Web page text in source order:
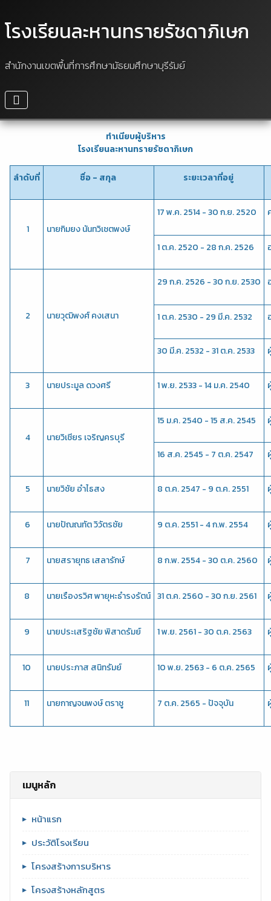
โรงเรียนละหานทรายรัชดาภิเษก
สำนักงานเขตพื้นที่การศึกษามัธยมศึกษาบุรีรัมย์
เมนูหลัก
หน้าแรก
ประวัติโรงเรียน
โครงสร้างการบริหาร
โครงสร้างหลักสูตร
ทำเนียบผู้บริหาร
โรงเรียนละหานทรายรัชดาภิเษก
ลำดับที่ ชื่อ - สกุล ระยะเวลาที่อยู่
1 นายกิมยง นันทวิเชตพงษ์
17 พ.ค. 2514 - 30 ก.ย. 2520
1 ต.ค. 2520 - 28 ก.ค. 2526
2 นายวุฒิพงศ์ คงเสนา
29 ก.ค. 2526 - 30 ก.ย. 2530
1 ต.ค. 2530 - 29 มี.ค. 2532
30 มี.ค. 2532 - 31 ต.ค. 2533
3 นายประมูล ดวงศรี 1 พ.ย. 2533 - 14 ม.ค. 2540
4 นายวิเชียร เจริญครบุรี
15 ม.ค. 2540 - 15 ส.ค. 2545
16 ส.ค. 2545 - 7 ต.ค. 2547
5 นายวิชัย อำไธสง 8 ต.ค. 2547 - 9 ต.ค. 2551
6 นายปัณณทัต วิวัตรชัย 9 ต.ค. 2551 - 4 ก.พ. 2554
7 นายสรายุทธ เสลารักษ์ 8 ก.พ. 2554 - 30 ต.ค. 2560
8 นายเรืองรวิศ พายุหะธำรงรัตน์ 31 ต.ค. 2560 - 30 ก.ย. 2561
9 นายประเสริฐชัย พิสาดรัมย์ 1 พ.ย. 2561 - 30 ต.ค. 2563
10 นายประภาส สนิทรัมย์ 10 พ.ย. 2563 - 6 ต.ค. 2565
11 นายกาญจนพงษ์ ตราชู 7 ต.ค. 2565 - ปัจจุบัน